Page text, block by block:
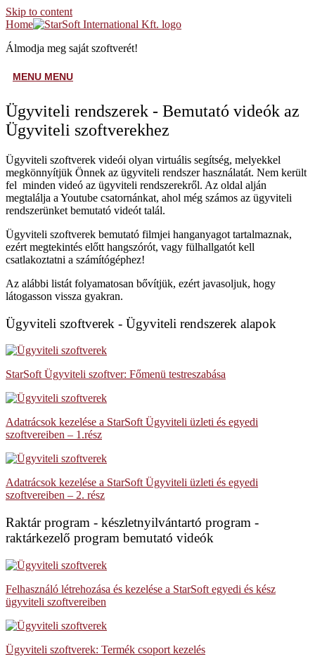
Skip to content
Home
Álmodja meg saját szoftverét!
MENU MENU
Ügyviteli rendszerek - Bemutató videók az
Ügyviteli szoftverekhez
Ügyviteli szoftverek videói olyan virtuális segítség, melyekkel
megkönnyítjük Önnek az ügyviteli rendszer használatát. Nem került
fel minden videó az ügyviteli rendszerekről. Az oldal alján
megtalálja a Youtube csatornánkat, ahol még számos az ügyviteli
rendszerünket bemutató videót talál.
Ügyviteli szoftverek bemutató filmjei hanganyagot tartalmaznak,
ezért megtekintés előtt hangszórót, vagy fülhallgatót kell
csatlakoztatni a számítógéphez!
Az alábbi listát folyamatosan bővítjük, ezért javasoljuk, hogy
látogasson vissza gyakran.
Ügyviteli szoftverek - Ügyviteli rendszerek alapok
StarSoft Ügyviteli szoftver: Főmenü testreszabása
Adatrácsok kezelése a StarSoft Ügyviteli üzleti és egyedi
szoftvereiben – 1.rész
Adatrácsok kezelése a StarSoft Ügyviteli üzleti és egyedi
szoftvereiben – 2. rész
Raktár program - készletnyilvántartó program -
raktárkezelő program bemutató videók
Felhasználó létrehozása és kezelése a StarSoft egyedi és kész
ügyviteli szoftvereiben
Ügyviteli szoftverek: Termék csoport kezelés